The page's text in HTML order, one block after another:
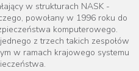
w strukturach NASK -
powołany w 1996 roku do
komputerowego.
z trzech takich zespołów
w ramach krajowego systemu